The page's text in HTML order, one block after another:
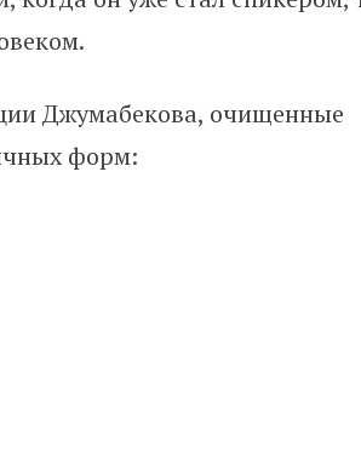
Джумабекова, очищенные
форм: